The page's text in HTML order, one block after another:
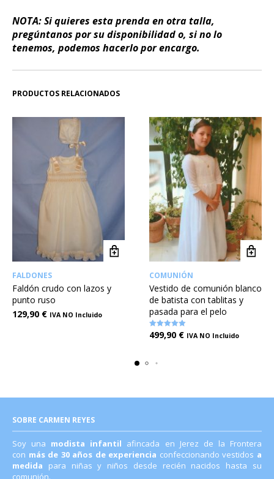
NOTA: Si quieres esta prenda en otra talla,
pregúntanos por su disponibilidad o, si no lo
tenemos, podemos hacerlo por encargo.
PRODUCTOS RELACIONADOS
FALDONES
Faldón crudo con lazos y
punto ruso
129,90 € IVA NO Incluido
COMUNIÓN
Vestido de comunión blanco
de batista con tablitas y
pasada para el pelo
Valorado en 5.00 de 5
499,90 € IVA NO Incluido
SOBRE CARMEN REYES
Soy una modista infantil afincada en Jerez de la Frontera
con más de 30 años de experiencia confeccionando vestidos a
medida para niñas y niños desde recién nacidos hasta su
comunión.